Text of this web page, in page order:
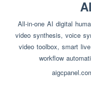
All-in-one AI digital
video synthesis, voice
video toolbox, smart
workflow